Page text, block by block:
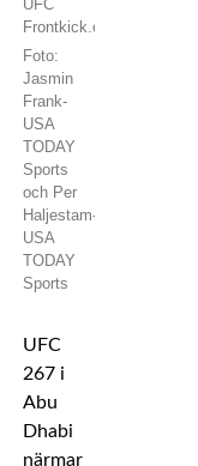
Foto:
Jasmin
Frank-
USA
TODAY
Sports
och Per
Haljestam-
USA
TODAY
Sports
UFC
267 i
Abu
Dhabi
närmar